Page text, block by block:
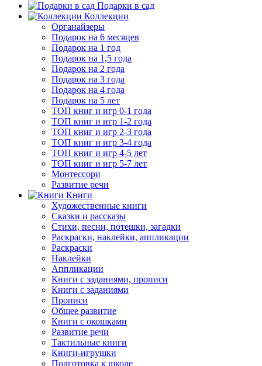
Подарки в сад
Коллекции
Органайзеры
Подарок на 6 месяцев
Подарок на 1 год
Подарок на 1,5 года
Подарок на 2 года
Подарок на 3 года
Подарок на 4 года
Подарок на 5 лет
ТОП книг и игр 0-1 года
ТОП книг и игр 1-2 года
ТОП книг и игр 2-3 года
ТОП книг и игр 3-4 года
ТОП книг и игр 4-5 лет
ТОП книг и игр 5-7 лет
Монтессори
Развитие речи
Книги
Художественные книги
Сказки и рассказы
Стихи, песни, потешки, загадки
Раскраски, наклейки, аппликации
Раскраски
Наклейки
Аппликации
Книги с заданиями, прописи
Книги с заданиями
Прописи
Общее развитие
Книги с окошками
Развитие речи
Тактильные книги
Книги-игрушки
Подготовка к школе